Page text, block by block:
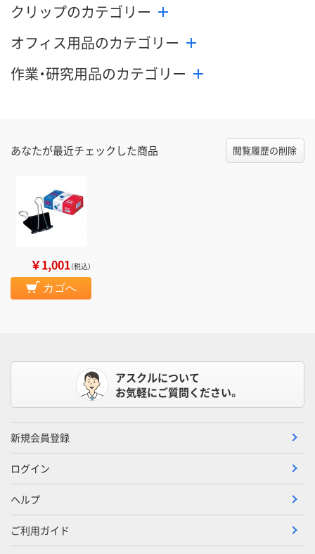
クリップのカテゴリー
オフィス用品のカテゴリー
作業・研究用品のカテゴリー
あなたが最近チェックした商品 閲覧履歴の削除
￥1,001（税込）
カゴへ
アスクルについて
お気軽にご質問ください。
新規会員登録
ログイン
ヘルプ
ご利用ガイド